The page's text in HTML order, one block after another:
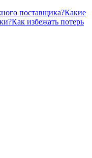
поставщика?Какие
Как избежать потерь